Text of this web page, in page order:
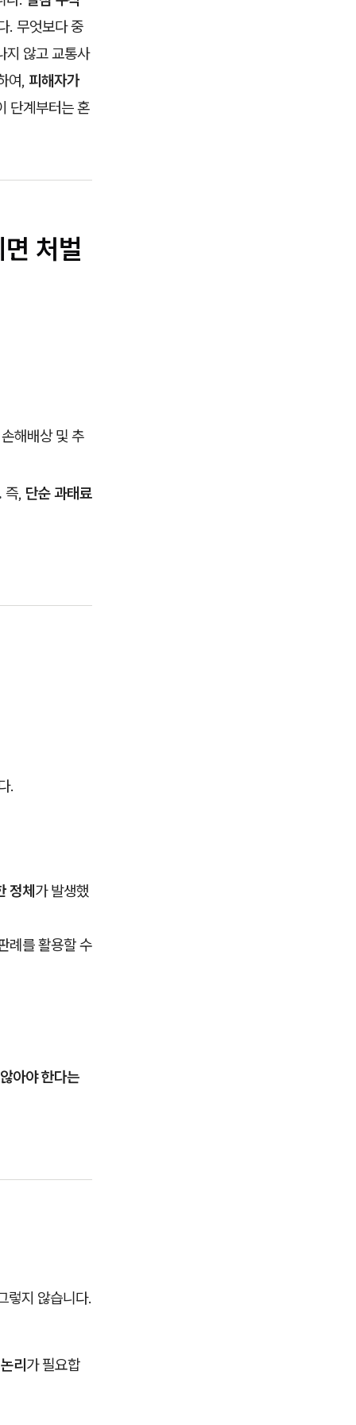
. 무엇보다 중
지 않고 교통사
여, 피해자가
단계부터는 혼
처벌
해배상 및 추
즉, 단순 과태료
.
정체가 발생했
례를 활용할 수
아야 한다는
렇지 않습니다.
리가 필요합